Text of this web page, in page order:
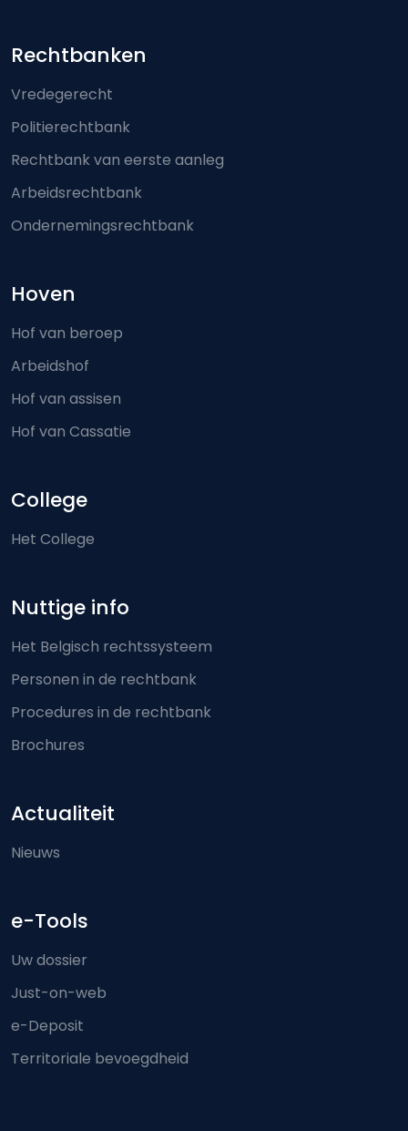
Footer-menu
Rechtbanken
Vredegerecht
Politierechtbank
Rechtbank van eerste aanleg
Arbeidsrechtbank
Ondernemingsrechtbank
Hoven
Hof van beroep
Arbeidshof
Hof van assisen
Hof van Cassatie
College
Het College
Nuttige info
Het Belgisch rechtssysteem
Personen in de rechtbank
Procedures in de rechtbank
Brochures
Actualiteit
Nieuws
e-Tools
Uw dossier
Just-on-web
e-Deposit
Territoriale bevoegdheid